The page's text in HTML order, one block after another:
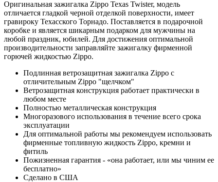
Оригинальная зажигалка Zippo Texas Twister, модель
отличается гладкой черной отделкой поверхности, имеет
гравироку Техасского Торнадо. Поставляется в подарочной
коробке и является шикарным подарком для мужчины на
любой праздник, юбилей. Для достижения оптимальной
производительности заправляйте зажигалку фирменной
горючей жидкостью Zippo.
Подлинная ветрозащитная зажигалка Zippo с
отличительным Zippo "щелчком"
Ветрозащитная конструкция работает практически в
любом месте
Полностью металлическая конструкция
Многоразового использования в течение всего срока
эксплуатации
Для оптимальной работы мы рекомендуем использовать
фирменные топливную жидкость Zippo, кремни и
фитиль
Пожизненная гарантия - «она работает, или мы чиним ее
бесплатно»
Сделано в США